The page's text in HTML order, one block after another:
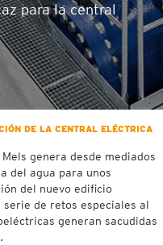
para la central
DE LA CENTRAL ELÉCTRICA
genera desde mediados
del agua para unos
del nuevo edificio
de retos especiales al
generan sacudidas